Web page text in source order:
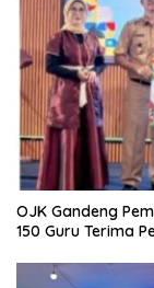
OJK Gandeng
150 Guru Terima